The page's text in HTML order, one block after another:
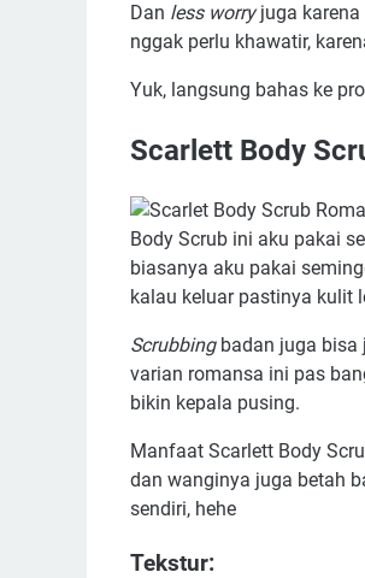
Dan less worryjuga karena
nggak perlu khawatir,
Yuk, langsung bahas ke
Scarlett Body
Body Scrub ini aku pakai
biasanya aku pakai
kalau keluar pastinya kulit
Scrubbingbadan juga bisa
varian romansa ini pas
bikin kepala pusing.
Manfaat Scarlett Body
dan wanginya juga betah
sendiri, hehe
Tekstur: